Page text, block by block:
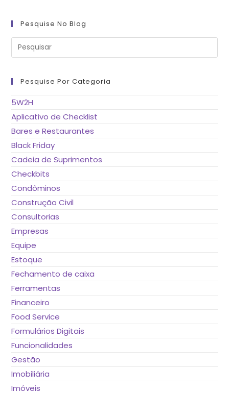
Pesquise No Blog
Pesquise Por Categoria
5W2H
Aplicativo de Checklist
Bares e Restaurantes
Black Friday
Cadeia de Suprimentos
Checkbits
Condôminos
Construção Civil
Consultorias
Empresas
Equipe
Estoque
Fechamento de caixa
Ferramentas
Financeiro
Food Service
Formulários Digitais
Funcionalidades
Gestão
Imobiliária
Imóveis